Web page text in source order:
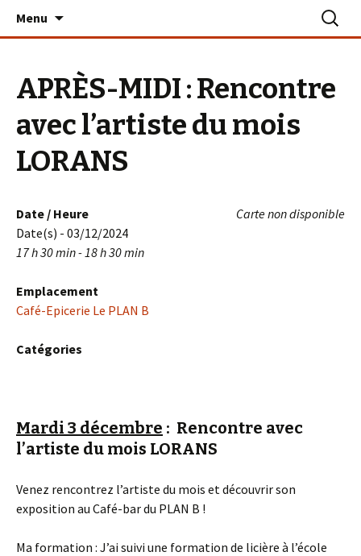
Le PLAN B – La Turballe
Menu
APRÈS-MIDI : Rencontre
avec l’artiste du mois
LORANS
Carte non disponible
Date / Heure
Date(s) - 03/12/2024
17 h 30 min - 18 h 30 min
Emplacement
Café-Epicerie Le PLAN B
Catégories
Mardi 3 décembre : Rencontre avec
l’artiste du mois LORANS
Venez rencontrez l’artiste du mois et découvrir son
exposition au Café-bar du PLAN B !
Ma formation : J’ai suivi une formation de licière à l’école